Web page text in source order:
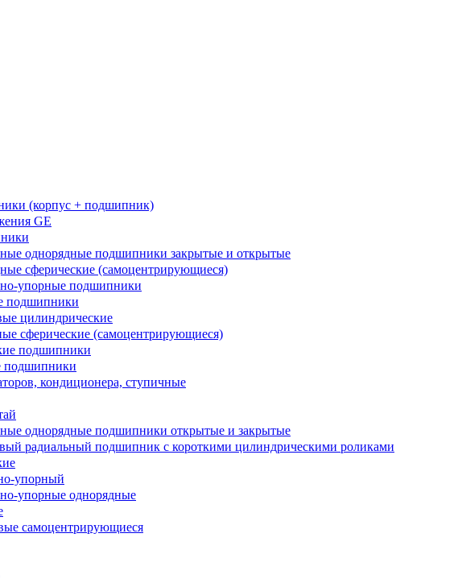
(корпус + подшипник)
GE
однорядные подшипники закрытые и открытые
сферические (самоцентрирующиеся)
упорные подшипники
подшипники
цилиндрические
сферические (самоцентрирующиеся)
подшипники
подшипники
кондиционера, ступичные
однорядные подшипники открытые и закрытые
радиальный подшипник с короткими цилиндрическими роликами
упорный
упорные однорядные
самоцентрирующиеся